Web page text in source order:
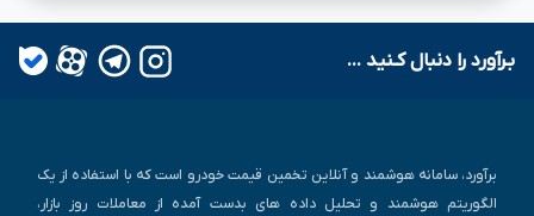
بـرآورد را دنبال کـنید ...
برآورد، سامانه هوشمند و آنلاین تخمین قیمت خودرو است که با استفاده از یک
الگوریتم هوشمند و تحلیل داده های بدست آمده از معاملات روز بازار،